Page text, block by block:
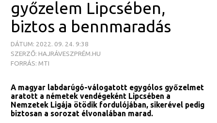
győzelem Lipcsében,
biztos a bennmaradás
DÁTUM: 2022. 09. 24. 9:38
SZERZŐ: HAJRÁVESZPRÉM.HU
FORRÁS: MTI
A magyar labdarúgó-válogatott egygólos győzelmet
aratott a németek vendégeként Lipcsében a
Nemzetek Ligája ötödik fordulójában, sikerével pedig
biztosan a sorozat élvonalában marad.